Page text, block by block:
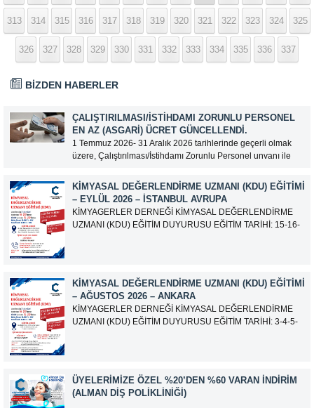
313 314 315 316 317 318 319 320 321 322 323 324 325
326 327 328 329 330 331 332 333 334 335 336 337
BİZDEN HABERLER
ÇALIŞTIRILMASI/İSTIHDAMI ZORUNLU PERSONEL
EN AZ (ASGARI) ÜCRET GÜNCELLENDI.
1 Temmuz 2026- 31 Aralık 2026 tarihlerinde geçerli olmak
üzere, Çalıştırılması/İstihdamı Zorunlu Personel unvanı ile
ücreti 95.500,00 TL (Doksan Beş Bin Beş Yüz Türk Lirası)
olarak güncellemiştir.
KIMYASAL DEĞERLENDIRME UZMANI (KDU) EĞITIMI
– EYLÜL 2026 – İSTANBUL AVRUPA
KİMYAGERLER DERNEĞİ KİMYASAL DEĞERLENDİRME
UZMANI (KDU) EĞİTİM DUYURUSU EĞİTİM TARİHİ: 15-16-
iletisim@kimyager.orgBAŞVURU İRTİBAT...
KIMYASAL DEĞERLENDIRME UZMANI (KDU) EĞITIMI
– AĞUSTOS 2026 – ANKARA
KİMYAGERLER DERNEĞİ KİMYASAL DEĞERLENDİRME
UZMANI (KDU) EĞİTİM DUYURUSU EĞİTİM TARİHİ: 3-4-5-
AKKUZU İLETİŞİM: iletisim@kimyager.orgBAŞVURU
İRTİBAT NUMARASI:0530 500 68...
ÜYELERIMIZE ÖZEL %20’DEN %60 VARAN İNDIRIM
(ALMAN DIŞ POLIKLINIĞI)